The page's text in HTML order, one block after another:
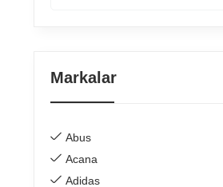
Markalar
Abus
Acana
Adidas